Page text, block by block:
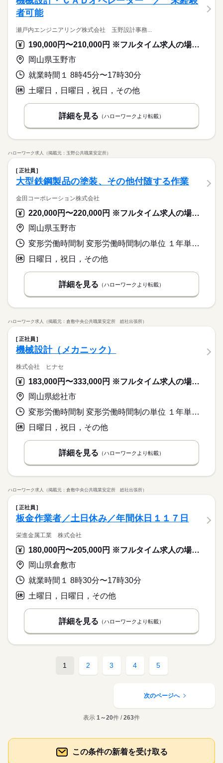
者可能
瀬戸内エンジニアリング株式会社 玉野設計事務...
190,000円〜210,000円 ※フルタイム求人の場合は月額（換算額）、パート求人の場合は時間額を表示しています。
岡山県玉野市
就業時間１ 8時45分〜17時30分
土曜日，日曜日，祝日，その他
詳細を見る （ハローワークより転載）
ハローワーク求人（掲載元：玉野公共職業安定所）
正社員
大型鉄鋼製品の塗装、その他付随する作業
金田コーポレーション株式会社
220,000円〜220,000円 ※フルタイム求人の場合は月額（換算額）、パート求人の場合は時間額を表示しています。
岡山県玉野市
変形労働時間制 変形労働時間制の単位 １年単位 就業時間１ 7時50分〜17時00分
日曜日，祝日，その他
詳細を見る （ハローワークより転載）
ハローワーク求人（掲載元：倉敷中央公共職業安定所 総社出張所）
正社員
機械設計（メカニック）
株式会社 ヒナセ
183,000円〜333,000円 ※フルタイム求人の場合は月額（換算額）、パート求人の場合は時間額を表示しています。
岡山県総社市
変形労働時間制 変形労働時間制の単位 １年単位 就業時間１ 8時20分〜17時30分 就業時間に関する特記事項 休憩時間は１０時と１５時に１０分、昼休憩５０分。
日曜日，祝日，その他
詳細を見る （ハローワークより転載）
ハローワーク求人（掲載元：倉敷中央公共職業安定所 総社出張所）
正社員
板金作業者／土日休み／年間休日１１７日
栄進金属工業 株式会社
180,000円〜205,000円 ※フルタイム求人の場合は月額（換算額）、パート求人の場合は時間額を表示しています。
岡山県倉敷市
就業時間１ 8時30分〜17時30分
土曜日，日曜日，その他
詳細を見る （ハローワークより転載）
1 2 3 4 5
次のページへ
表示 1～20件 /263件
この条件の新着を受け取る